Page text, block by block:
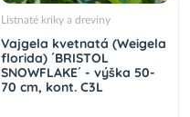
Listnaté kríky a dreviny
Vajgela kvetnatá (Weigela
florida) ´BRISTOL
SNOWFLAKE´ - výška 50-
70 cm, kont. C3L